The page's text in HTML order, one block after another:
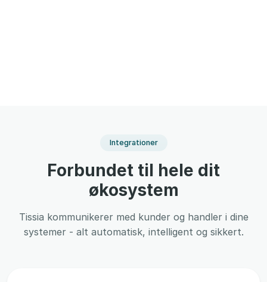
Integrationer
Forbundet til hele dit
økosystem
Tissia kommunikerer med kunder og handler i dine
systemer - alt automatisk, intelligent og sikkert.